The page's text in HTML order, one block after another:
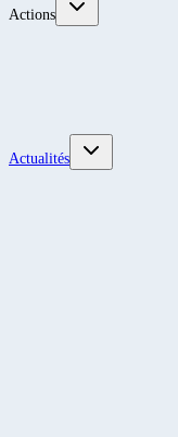
Actions
Actualités